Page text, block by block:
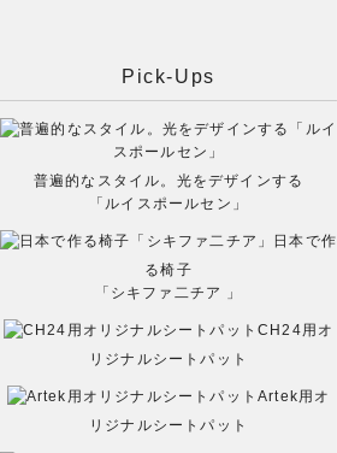
Pick-Ups
普遍的なスタイル。光をデザインする
「ルイスポールセン」
日本で作
る椅子
「シキファ二チア 」
CH24用オ
リジナルシートパット
Artek用オ
リジナルシートパット